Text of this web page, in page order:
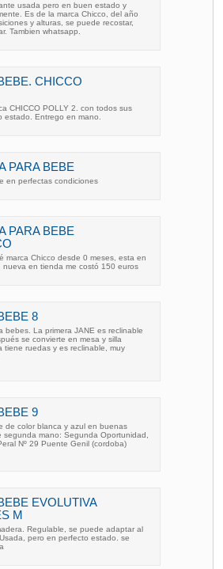
usada pero en buen estado y
Es de la marca Chicco, del año
y alturas, se puede recostar,
Tambien whatsapp.
CHICCO
CHICCO POLLY 2. con todos sus
estado. Entrego en mano.
PARA BEBE
en perfectas condiciones
PARA BEBE
marca Chicco desde 0 meses, esta en
nueva en tienda me costó 150 euros
8
bebes. La primera JANE es reclinable
se convierte en mesa y silla
tiene ruedas y es reclinable, muy
9
de color blanca y azul en buenas
segunda mano: Segunda Oportunidad,
Nº 29 Puente Genil (cordoba)
EVOLUTIVA
M
Regulable, se puede adaptar al
pero en perfecto estado. se